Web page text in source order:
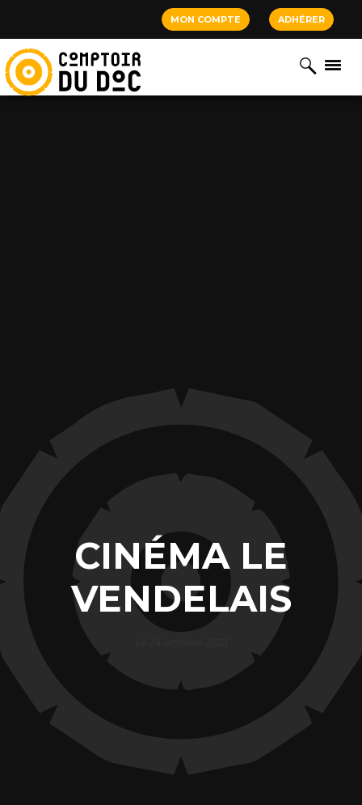
MON COMPTE ADHÉRER
CINÉMA LE
VENDELAIS
Cookies management panel